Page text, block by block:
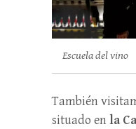
Escuela del vino
También
situado enla